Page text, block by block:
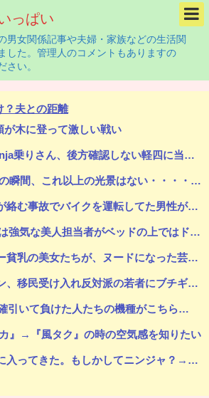
っぱい
男女関係記事や夫婦・家族などの生活関
した。管理人のコメントもありますの
さい。
？夫との距離
が木に登って激しい戦い
さん、後方確認しない軽四に当てられてしまう。
、これ以上の光景はない・・・・・（動画あり）
転してた男性が死亡、轢き逃げの可能性も←事故現場の画像で一気に流れが変わる
当者がベッドの上ではドMに…！」全てのストレスから解放される
の美女たちが、ヌードになった芸術的ちっぱい
の若者にブチギレ「差別するなんて最低だ！」 → スタジオ誰も反論できず沈黙 ………
引いて負けた人たちの機種がこちら…
』→『風タク』の時の空気感を知りたい
もしかしてニンジャ？→スタイリッシュな動きはこちらです…